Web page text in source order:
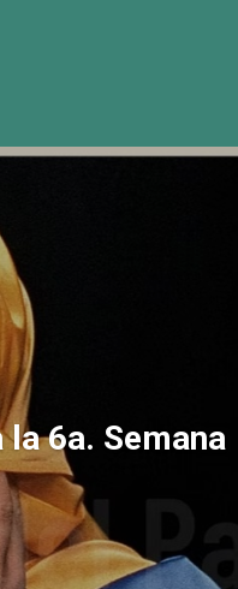
6a. Semana